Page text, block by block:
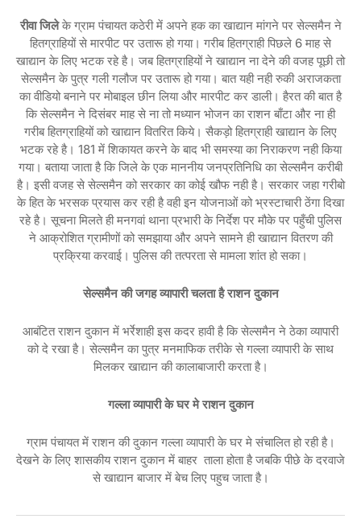
रीवा जिलेके ग्राम पंचायत कठेरी में अपने हक का खाद्यान मांगने पर सेल्समैन ने
हितग्राहियों से मारपीट पर उतारू हो गया। गरीब हितग्राही पिछले 6 माह से
खाद्यान के लिए भटक रहे है। जब हितग्राहियों ने खाद्यान ना देने की वजह पूछी तो
सेल्समैन के पुत्र गली गलौज पर उतारू हो गया। बात यही नही रुकी अराजकता
का वीडियो बनाने पर मोबाइल छीन लिया और मारपीट कर डाली। हैरत की बात है
कि सेल्समैन ने दिसंबर माह से ना तो मध्यान भोजन का राशन बाँटा और ना ही
गरीब हितग्राहियों को खाद्यान वितरित किये। सैकड़ो हितग्राही खाद्यान के लिए
भटक रहे है। 181 में शिकायत करने के बाद भी समस्या का निराकरण नही किया
गया। बताया जाता है कि जिले के एक माननीय जनप्रतिनिधि का सेल्समैन करीबी
है। इसी वजह से सेल्समैन को सरकार का कोई खौफ नही है। सरकार जहा गरीबो
के हित के भरसक प्रयास कर रही है वही इन योजनाओं को भ्रस्टाचारी ठेंगा दिखा
रहे है। सूचना मिलते ही मनगवां थाना प्रभारी के निर्देश पर मौके पर पहुँची पुलिस
ने आक्रोशित ग्रामीणों को समझाया और अपने सामने ही खाद्यान वितरण की
प्रक्रिया करवाई। पुलिस की तत्परता से मामला शांत हो सका।
सेल्समैन की जगह व्यापारी चलता है राशन दुकान
आबंटित राशन दुकान में भर्रेशाही इस कदर हावी है कि सेल्समैन ने ठेका व्यापारी
को दे रखा है। सेल्समैन का पुत्र मनमाफिक तरीके से गल्ला व्यापारी के साथ
मिलकर खाद्यान की कालाबाजारी करता है।
गल्ला व्यापारी के घर मे राशन दुकान
ग्राम पंचायत में राशन की दुकान गल्ला व्यापारी के घर मे संचालित हो रही है।
देखने के लिए शासकीय राशन दुकान में बाहर ताला होता है जबकि पीछे के दरवाजे
से खाद्यान बाजार में बेच लिए पहुच जाता है।